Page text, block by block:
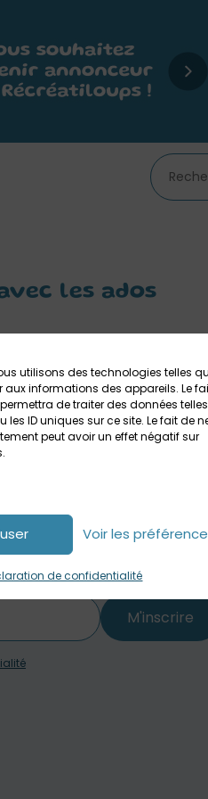
utilisons des technologies telles
informations des appareils. Le
de traiter des données telles
ID uniques sur ce site. Le fait de
peut avoir un effet négatif sur
Voir les
de confidentialité
les ados
M'inscrire